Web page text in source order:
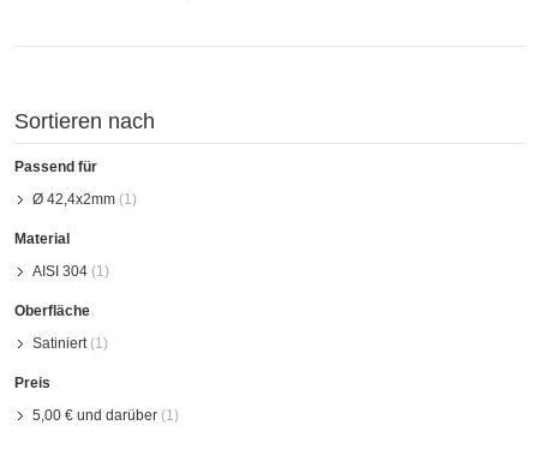
Sortieren nach
Passend für
Ø 42,4x2mm (1)
Material
AISI 304 (1)
Oberfläche
Satiniert(1)
Preis
5,00 € und darüber (1)